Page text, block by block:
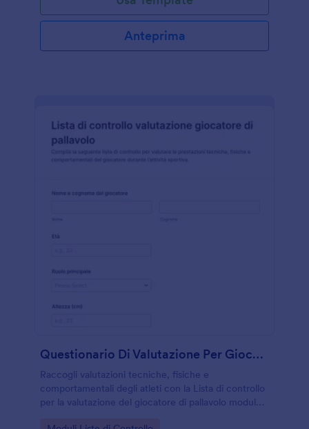
Anteprima
Questionario Di Valutazione Per Giocatori Di Pallavolo
Raccogli valutazioni tecniche, fisiche e
comportamentali degli atleti con la Lista di controllo
per la valutazione del giocatore di pallavolo modulo,